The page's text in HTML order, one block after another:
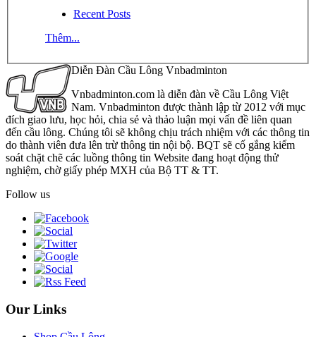
Recent Posts
Thêm...
Diễn Đàn Cầu Lông Vnbadminton
Vnbadminton.com là diễn đàn về Cầu Lông Việt
Nam. Vnbadminton được thành lập từ 2012 với mục
đích giao lưu, học hỏi, chia sẻ và thảo luận mọi vấn đề liên quan
đến cầu lông. Chúng tôi sẽ không chịu trách nhiệm với các thông tin
do thành viên đưa lên trừ thông tin nội bộ. BQT sẽ cố gắng kiểm
soát chặt chẽ các luồng thông tin Website đang hoạt động thử
nghiệm, chờ giấy phép MXH của Bộ TT & TT.
Follow us
Our Links